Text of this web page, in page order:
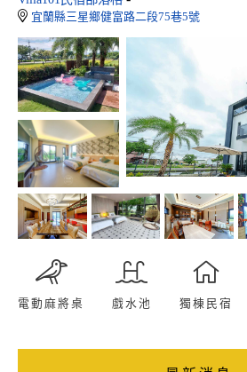
宜蘭縣三星鄉健富路二段75巷5號
電動麻將桌 戲水池 獨棟民宿